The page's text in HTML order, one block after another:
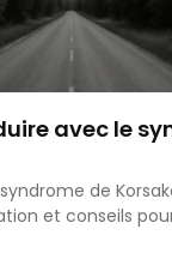
avec le
de
et conseils